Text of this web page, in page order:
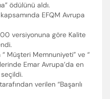
ödülünü aldı.
EFQM Avrupa
versiyonuna göre Kalite
Müşteri Memnuniyeti” ve “
Emar Avrupa’da en
verilen “Başarılı